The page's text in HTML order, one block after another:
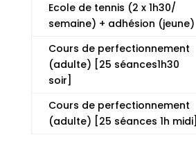
Ecole de tennis (2 x 1h30/
semaine) + adhésion (jeune)
Cours de perfectionnement
(adulte) [25 séances1h30
soir]
Cours de perfectionnement
(adulte) [25 séances 1h midi]